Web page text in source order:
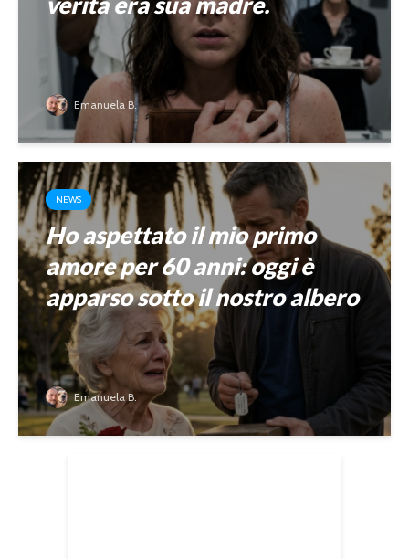
Emanuela B.
NEWS
Ho aspettato il mio primo
amore per 60 anni: oggi è
apparso sotto il nostro albero
Emanuela B.